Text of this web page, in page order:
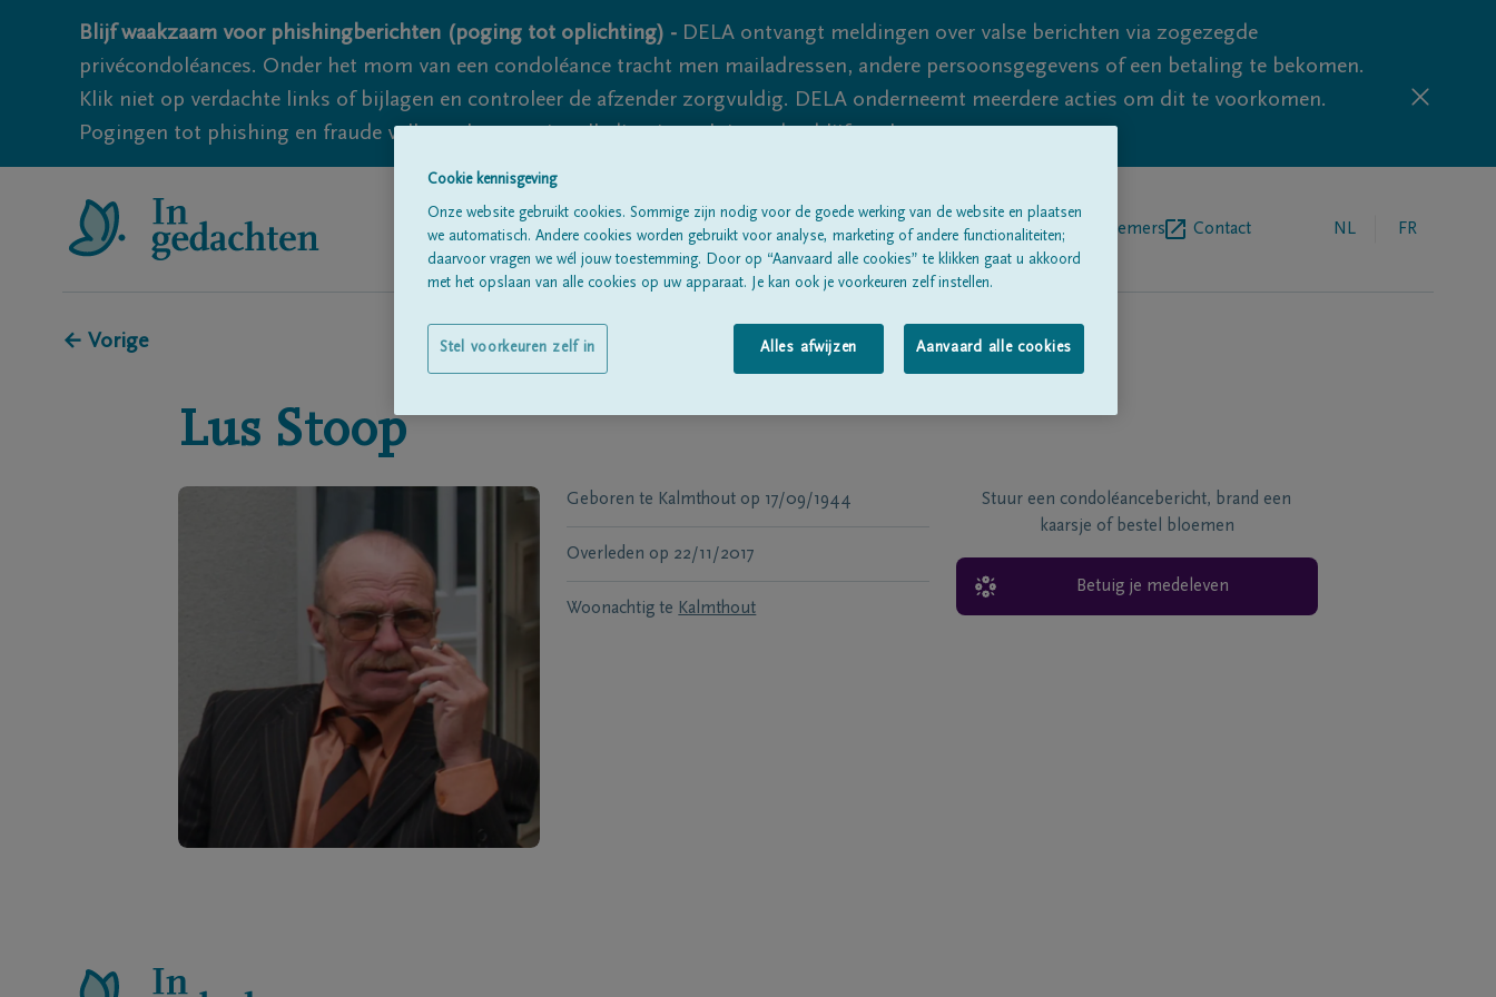
Blijf waakzaam voor phishingberichten (poging tot oplichting) - DELA ontvangt meldingen over valse berichten via zogezegde
privécondoléances. Onder het mom van een condoléance tracht men mailadressen, andere persoonsgegevens of een betaling te bekomen.
Klik niet op verdachte links of bijlagen en controleer de afzender zorgvuldig. DELA onderneemt meerdere acties om dit te voorkomen.
Pogingen tot phishing en fraude vallen echter nooit volledig uit te sluiten, dus blijf waakzaam.
Alle rouwberichtenOver onsBegrafenisondernemers Contact NL FR
← Vorige
Lus Stoop
Geboren te Kalmthout op 17/09/1944
Overleden op 22/11/2017
Woonachtig te Kalmthout
Stuur een condoléancebericht, brand een
kaarsje of bestel bloemen
Betuig je medeleven
Cookie kennisgeving
Onze website gebruikt cookies. Sommige zijn nodig voor de goede werking van de website en plaatsen
we automatisch. Andere cookies worden gebruikt voor analyse, marketing of andere functionaliteiten;
daarvoor vragen we wél jouw toestemming. Door op “Aanvaard alle cookies” te klikken gaat u akkoord
met het opslaan van alle cookies op uw apparaat. Je kan ook je voorkeuren zelf instellen.
Alles afwijzen Aanvaard alle cookies
Stel voorkeuren zelf in